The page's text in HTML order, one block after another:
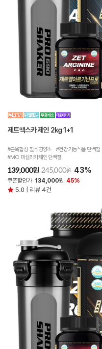
제트맥스카제인 2kg 1+1
#근육합성 필수영양소 #건강기능식품 단백질
#MCI 미셀라카제인 단백질
139,000원 245,000원 43%
쿠폰할인가 134,000원 45%
5.0 | 리뷰 4건